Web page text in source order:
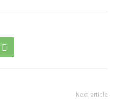
Next article